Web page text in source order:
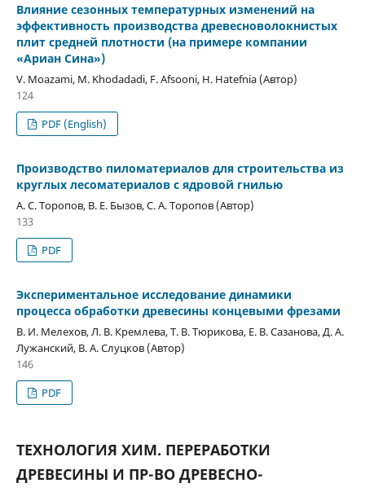
Влияние сезонных температурных изменений на
эффективность производства древесноволокнистых
плит средней плотности (на примере компании
«Ариан Сина»)
V. Moazami, M. Khodadadi, F. Afsooni, H. Hatefnia (Автор)
124
PDF (English)
Производство пиломатериалов для строительства из
круглых лесоматериалов с ядровой гнилью
А. С. Торопов, В. Е. Бызов, С. А. Торопов (Автор)
133
PDF
Экспериментальное исследование динамики
процесса обработки древесины концевыми фрезами
В. И. Мелехов, Л. В. Кремлева, Т. В. Тюрикова, Е. В. Сазанова, Д. А.
Лужанский, В. А. Слуцков (Автор)
146
PDF
ТЕХНОЛОГИЯ ХИМ. ПЕРЕРАБОТКИ
ДРЕВЕСИНЫ И ПР-ВО ДРЕВЕСНО-